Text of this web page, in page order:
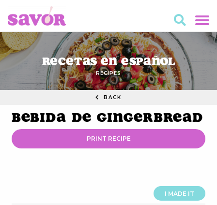
Recetas en Español
RECIPES
BACK
Bebida de Gingerbread
PRINT RECIPE
I MADE IT